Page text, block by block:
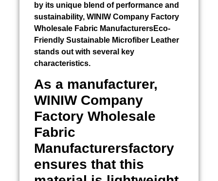
by its unique blend of performance and
sustainability, WINIW Company Factory
Wholesale Fabric ManufacturersEco-
Friendly Sustainable Microfiber Leather
stands out with several key
characteristics.
As a manufacturer,
WINIW Company
Factory Wholesale
Fabric
Manufacturersfactory
ensures that this